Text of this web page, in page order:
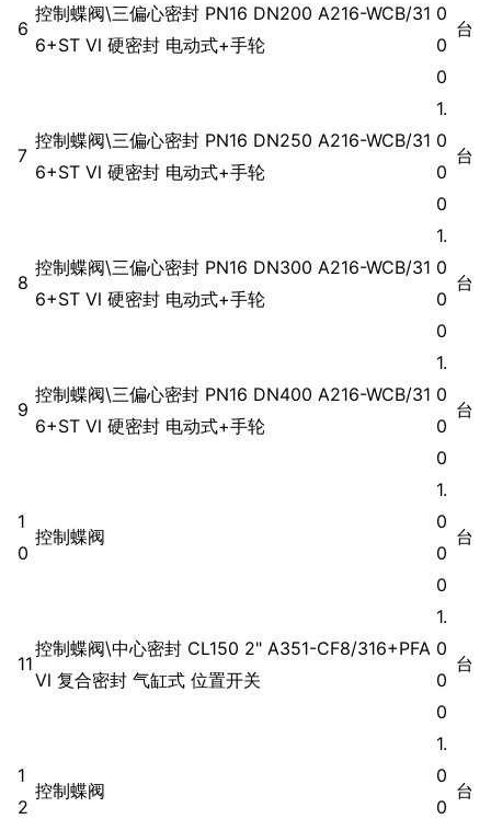
6
控制蝶阀\三偏心密封 PN16 DN200 A216-WCB/31
6+ST Ⅵ 硬密封 电动式+手轮
0
0
0
台
7
控制蝶阀\三偏心密封 PN16 DN250 A216-WCB/31
6+ST Ⅵ 硬密封 电动式+手轮
1.
0
0
0
台
8
控制蝶阀\三偏心密封 PN16 DN300 A216-WCB/31
6+ST Ⅵ 硬密封 电动式+手轮
1.
0
0
0
台
9
控制蝶阀\三偏心密封 PN16 DN400 A216-WCB/31
6+ST Ⅵ 硬密封 电动式+手轮
1.
0
0
0
台
1
0
控制蝶阀
1.
0
0
0
台
11
控制蝶阀\中心密封 CL150 2" A351-CF8/316+PFA
Ⅵ 复合密封 气缸式 位置开关
1.
0
0
0
台
1
2
控制蝶阀
1.
0
0
台